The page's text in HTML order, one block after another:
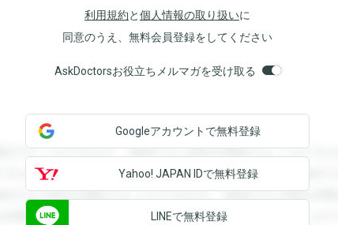
利用規約と個人情報の取り扱いに
同意のうえ、無料会員登録をしてください
AskDoctorsお役立ちメルマガを受け取る
することができます。登録すると回答を閲覧することができ
きます。登録すると回答を閲覧することができます。登録す
すると回答を閲覧することができます。登録すると回答を閲
閲覧することができます。登録すると回答を閲覧することが
Googleアカウントで無料登録
Yahoo! JAPAN IDで無料登録
LINEで無料登録